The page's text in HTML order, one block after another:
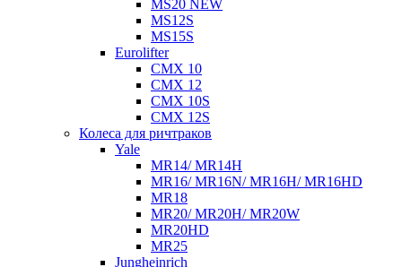
MS20 NEW
MS12S
MS15S
Eurolifter
CMX 10
CMX 12
CMX 10S
CMX 12S
Колеса для ричтраков
Yale
MR14/ MR14H
MR16/ MR16N/ MR16H/ MR16HD
MR18
MR20/ MR20H/ MR20W
MR20HD
MR25
Jungheinrich